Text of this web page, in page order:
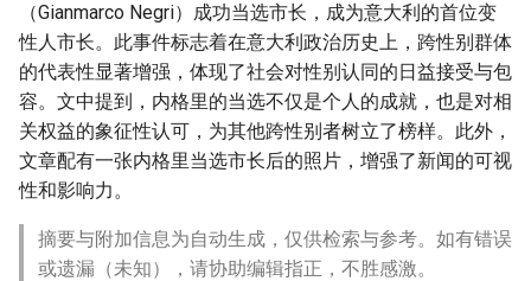
r
c
h
（Gianmarco Negri）成功当选市长，成为意大利的首位变
性人市长。此事件标志着在意大利政治历史上，跨性别群体
的代表性显著增强，体现了社会对性别认同的日益接受与包
容。文中提到，内格里的当选不仅是个人的成就，也是对相
关权益的象征性认可，为其他跨性别者树立了榜样。此外，
文章配有一张内格里当选市长后的照片，增强了新闻的可视
性和影响力。
摘要与附加信息为自动生成，仅供检索与参考。如有错误
或遗漏（未知），请协助编辑指正，不胜感激。